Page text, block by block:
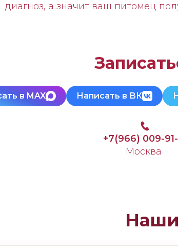
диагноз, а значит ваш питомец
в MAX Написать в ВК
+7(966) 009-91-
Москва